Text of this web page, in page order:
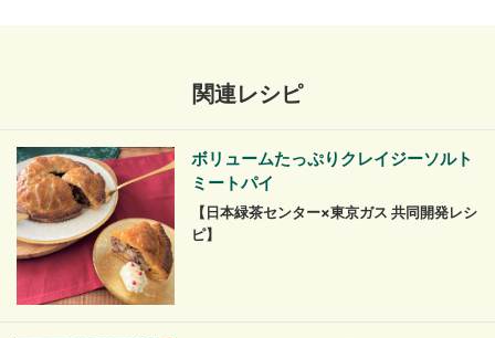
関連レシピ
ボリュームたっぷりクレイジーソルト
ミートパイ
【日本緑茶センター×東京ガス 共同開発レシ
ピ】